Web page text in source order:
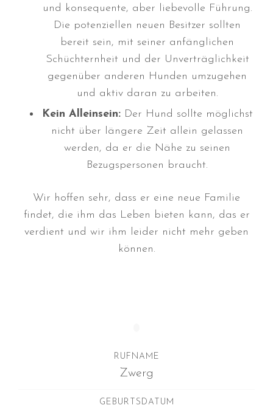
April 2019
März 2019
Februar 2019
Januar 2019
Dezember 2018
November 2018
Oktober 2018
September 2018
August 2018
April 2018
März 2018
Februar 2018
Juli 2017
Juni 2017
und konsequente, aber liebevolle Führung.
Die potenziellen neuen Besitzer sollten
bereit sein, mit seiner anfänglichen
Schüchternheit und der Unverträglichkeit
gegenüber anderen Hunden umzugehen
und aktiv daran zu arbeiten.
Kein Alleinsein:Der Hund sollte möglichst
nicht über längere Zeit allein gelassen
werden, da er die Nähe zu seinen
Bezugspersonen braucht.
Wir hoffen sehr, dass er eine neue Familie
findet, die ihm das Leben bieten kann, das er
verdient und wir ihm leider nicht mehr geben
können.
RUFNAME
Zwerg
GEBURTSDATUM